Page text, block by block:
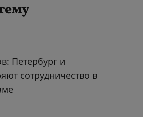
Петербург и
сотрудничество в